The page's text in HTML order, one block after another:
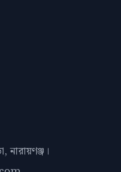
নারায়ণঞ্জ।